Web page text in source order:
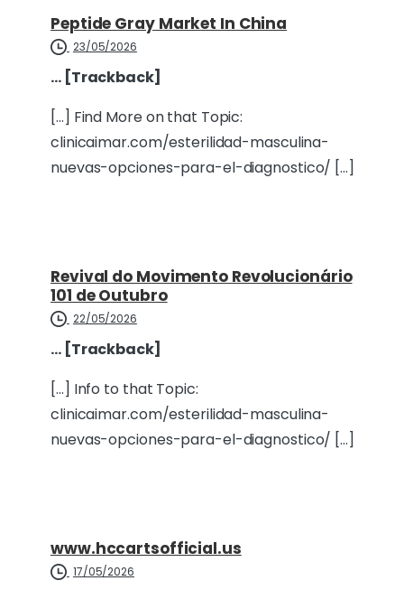
Peptide Gray Market In China
23/05/2026
… [Trackback]
[…] Find More on that Topic:
clinicaimar.com/esterilidad-masculina-
nuevas-opciones-para-el-diagnostico/ […]
Revival do Movimento Revolucionário
101 de Outubro
22/05/2026
… [Trackback]
[…] Info to that Topic:
clinicaimar.com/esterilidad-masculina-
nuevas-opciones-para-el-diagnostico/ […]
www.hccartsofficial.us
17/05/2026